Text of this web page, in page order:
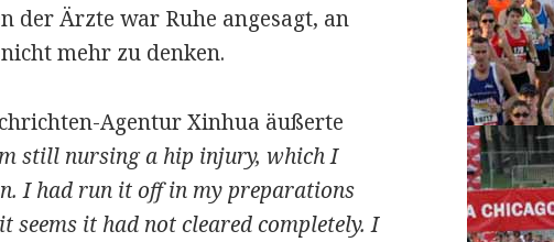
der Ärzte war Ruhe angesagt, an
mehr zu denken.
Agentur Xinhua äußerte
still nursing a hip injury, which I
I had run it off in my preparations
it had not cleared completely. I